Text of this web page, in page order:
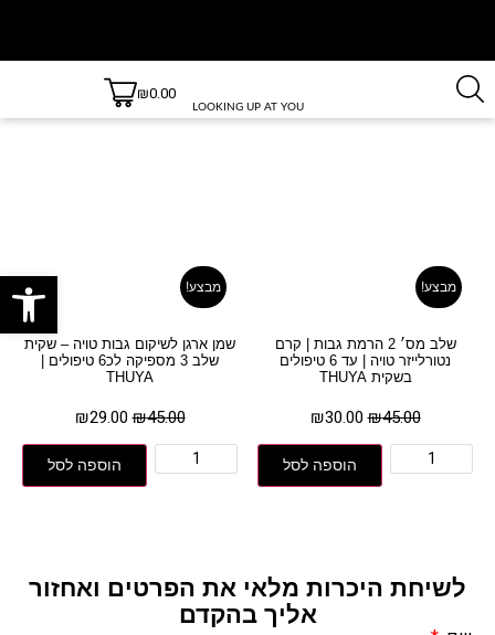
בקנייה
עסקים
LOOKING UP AT YOU
₪0.00
מבצע!
שלב מס׳ 2 הרמת גבות | קרם
נטורלייזר טויה | עד 6 טיפולים
בשקית THUYA
₪45.00
₪30.00
הוספה לסל
מבצע!
שמן ארגן לשיקום גבות טויה – שקית
שלב 3 מספיקה לכ6 טיפולים |
THUYA
₪45.00
₪29.00
הוספה לסל
לשיחת היכרות מלאי את הפרטים ואחזור
אליך בהקדם
פתח